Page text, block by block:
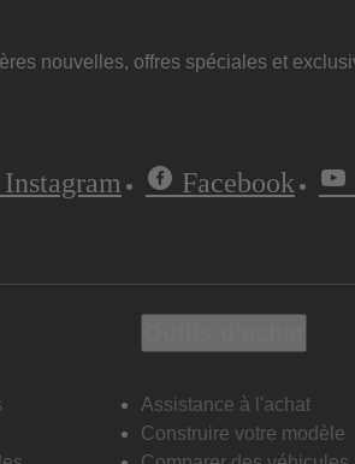
nouvelles, offres spéciales et
Instagram Facebook
Assistance à l'achat
Construire votre modèle